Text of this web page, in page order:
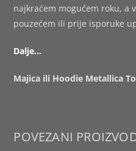
najkraćem mogućem roku, a
pouzećem ili prije isporuke
Dalje…
Majica ili Hoodie Metallica
POVEZANI